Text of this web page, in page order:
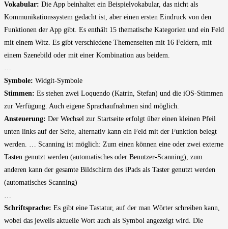
Vokabular: Die App beinhaltet ein Beispielvokabular, das nicht als
Kommunikationssystem gedacht ist, aber einen ersten Eindruck von den
Funktionen der App gibt. Es enthält 15 thematische Kategorien und ein Feld
mit einem Witz. Es gibt verschiedene Themenseiten mit 16 Feldern, mit
einem Szenebild oder mit einer Kombination aus beidem.
…
Symbole: Widgit-Symbole
Stimmen: Es stehen zwei Loquendo (Katrin, Stefan) und die iOS-Stimmen
zur Verfügung. Auch eigene Sprachaufnahmen sind möglich.
Ansteuerung: Der Wechsel zur Startseite erfolgt über einen kleinen Pfeil
unten links auf der Seite, alternativ kann ein Feld mit der Funktion belegt
werden. … Scanning ist möglich: Zum einen können eine oder zwei externe
Tasten genutzt werden (automatisches oder Benutzer-Scanning), zum
anderen kann der gesamte Bildschirm des iPads als Taster genutzt werden
(automatisches Scanning)
…
Schriftsprache: Es gibt eine Tastatur, auf der man Wörter schreiben kann,
wobei das jeweils aktuelle Wort auch als Symbol angezeigt wird. Die